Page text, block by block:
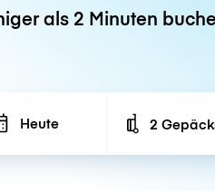
als 2 Minuten
Heute Number of
2